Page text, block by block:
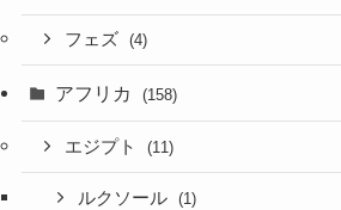
フェズ (4)
アフリカ (158)
エジプト (11)
ルクソール (1)